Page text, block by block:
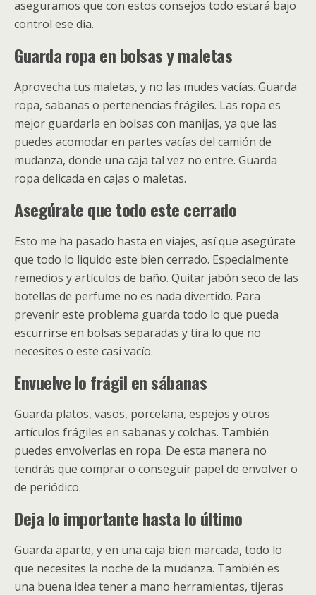
aseguramos que con estos consejos todo estará bajo
control ese día.
Guarda ropa en bolsas y maletas
Aprovecha tus maletas, y no las mudes vacías. Guarda
ropa, sabanas o pertenencias frágiles. Las ropa es
mejor guardarla en bolsas con manijas, ya que las
puedes acomodar en partes vacías del camión de
mudanza, donde una caja tal vez no entre. Guarda
ropa delicada en cajas o maletas.
Asegúrate que todo este cerrado
Esto me ha pasado hasta en viajes, así que asegúrate
que todo lo liquido este bien cerrado. Especialmente
remedios y artículos de baño. Quitar jabón seco de las
botellas de perfume no es nada divertido. Para
prevenir este problema guarda todo lo que pueda
escurrirse en bolsas separadas y tira lo que no
necesites o este casi vacío.
Envuelve lo frágil en sábanas
Guarda platos, vasos, porcelana, espejos y otros
artículos frágiles en sabanas y colchas. También
puedes envolverlas en ropa. De esta manera no
tendrás que comprar o conseguir papel de envolver o
de periódico.
Deja lo importante hasta lo último
Guarda aparte, y en una caja bien marcada, todo lo
que necesites la noche de la mudanza. También es
una buena idea tener a mano herramientas, tijeras